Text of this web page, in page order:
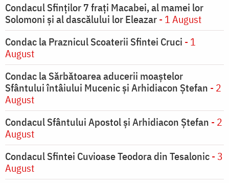
Condacul Sfinţilor 7 fraţi Macabei, al mamei lor
Solomoni şi al dascălului lor Eleazar- 1 August
Condac la Praznicul Scoaterii Sfintei Cruci - 1
August
Condac la Sărbătoarea aducerii moaştelor
Sfântului întâiului Mucenic şi Arhidiacon Ştefan - 2
August
Condacul Sfântului Apostol și Arhidiacon Ștefan - 2
August
Condacul Sfintei Cuvioase Teodora din Tesalonic- 3
August